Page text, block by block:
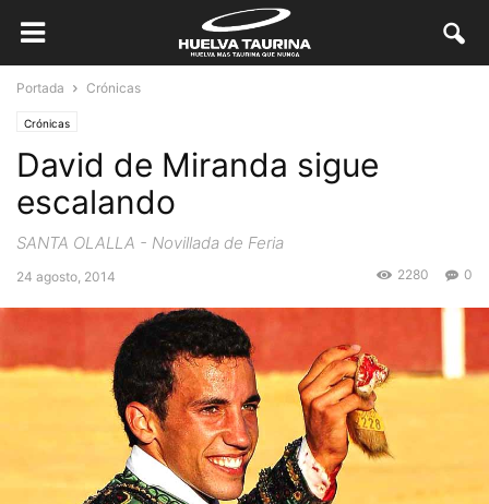
Portada Crónicas
Crónicas
David de Miranda sigue
escalando
SANTA OLALLA - Novillada de Feria
24 agosto, 2014 0
2280